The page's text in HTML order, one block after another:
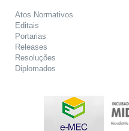
Atos Normativos
Editais
Portarias
Releases
Resoluções
Diplomados